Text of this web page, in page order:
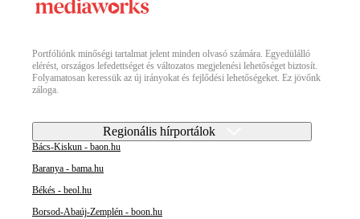
Portfóliónk minőségi tartalmat jelent minden olvasó számára. Egyedülálló
elérést, országos lefedettséget és változatos megjelenési lehetőséget biztosít.
Folyamatosan keressük az új irányokat és fejlődési lehetőségeket. Ez jövőnk
záloga.
Regionális hírportálok
Bács-Kiskun - baon.hu
Baranya - bama.hu
Békés - beol.hu
Borsod-Abaúj-Zemplén - boon.hu